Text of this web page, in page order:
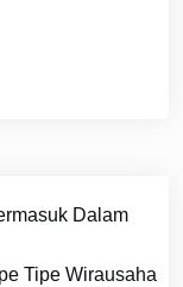
Dalam
Tipe Wirausaha